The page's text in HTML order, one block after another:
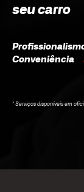
seu carro
Conveniência
* Serviços disponíveis em